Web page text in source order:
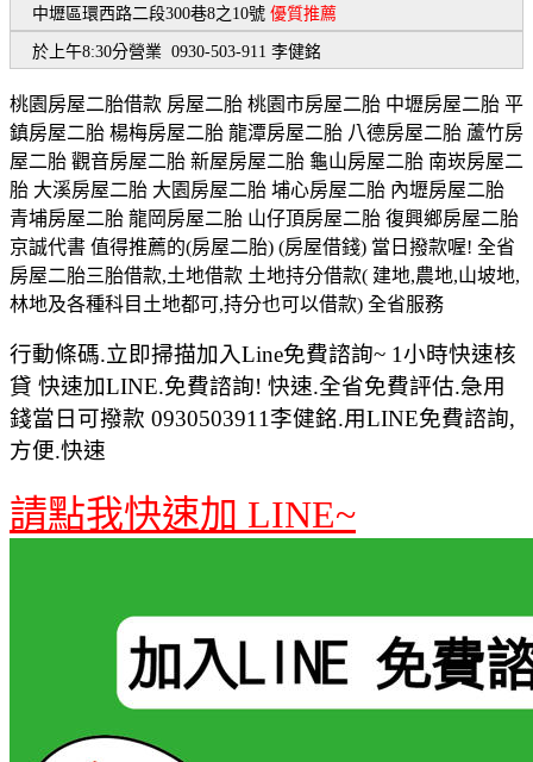
中壢區環西路二段300巷8之10號 優質推薦
於上午8:30分營業 0930-503-911 李健銘
桃園房屋二胎借款 房屋二胎 桃園市房屋二胎 中壢房屋二胎 平
鎮房屋二胎 楊梅房屋二胎 龍潭房屋二胎 八德房屋二胎 蘆竹房
屋二胎 觀音房屋二胎 新屋房屋二胎 龜山房屋二胎 南崁房屋二
胎 大溪房屋二胎 大園房屋二胎 埔心房屋二胎 內壢房屋二胎
青埔房屋二胎 龍岡房屋二胎 山仔頂房屋二胎 復興鄉房屋二胎
京誠代書 值得推薦的(房屋二胎) (房屋借錢) 當日撥款喔! 全省
房屋二胎三胎借款,土地借款 土地持分借款( 建地,農地,山坡地,
林地及各種科目土地都可,持分也可以借款) 全省服務
行動條碼.立即掃描加入Line免費諮詢~ 1小時快速核
貸 快速加LINE.免費諮詢! 快速.全省免費評估.急用
錢當日可撥款 0930503911李健銘.用LINE免費諮詢,
方便.快速
請點我快速加 LINE~